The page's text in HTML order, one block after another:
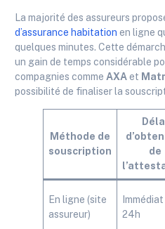
La majorité des assureurs
d’assurance habitation en ligne
quelques minutes. Cette
un gain de temps considérable
compagnies commeAXAet
possibilité de finaliser la
Méthode de
souscription
de
En ligne (site
assureur)
Immédiat
24h